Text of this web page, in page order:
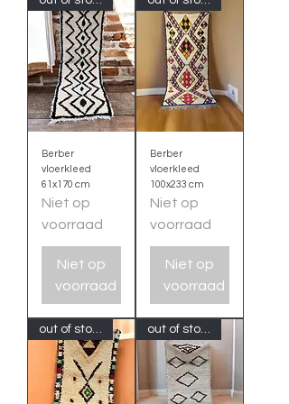
Berber
vloerkleed
61x170 cm
Niet op
voorraad
Niet op
voorraad
Berber
vloerkleed
100x233 cm
Niet op
voorraad
Niet op
voorraad
out of stock out of stock